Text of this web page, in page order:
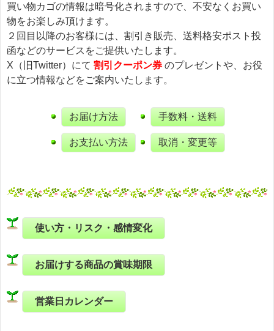
買い物カゴの情報は暗号化されますので、不安なくお買い
物をお楽しみ頂けます。
２回目以降のお客様には、割引き販売、送料格安ポスト投
函などのサービスをご提供いたします。
X（旧Twitter）にて 割引クーポン券 のプレゼントや、お役
に立つ情報などをご案内いたします。
お届け方法
お支払い方法
手数料・送料
取消・変更等
使い方・リスク・感情変化
お届けする商品の賞味期限
営業日カレンダー